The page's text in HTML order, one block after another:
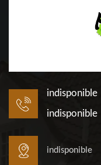
indisponible
indisponible
indisponible